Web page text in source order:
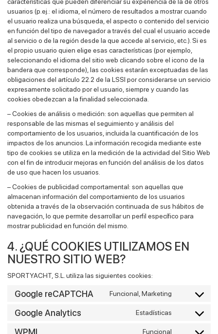
usuarios (p.ej.: el idioma, el número de resultados a mostrar cuando
el usuario realiza una búsqueda, el aspecto o contenido del servicio
en función del tipo de navegador a través del cual el usuario accede
al servicio o de la región desde la que accede al servicio, etc.). Si es
el propio usuario quien elige esas características (por ejemplo,
seleccionando el idioma del sitio web clicando sobre el icono de la
bandera que corresponde), las cookies estarán exceptuadas de las
obligaciones del artículo 22.2 de la LSSI por considerarse un servicio
expresamente solicitado por el usuario, siempre y cuando las
cookies obedezcan a la finalidad seleccionada.
– Cookies de análisis o medición: son aquellas que permiten al
responsable de las mismas el seguimiento y análisis del
comportamiento de los usuarios, incluida la cuantificación de los
impactos de los anuncios. La información recogida mediante este
tipo de cookies se utiliza en la medición de la actividad del Sitio Web
con el fin de introducir mejoras en función del análisis de los datos
de uso que hacen los usuarios.
– Cookies de publicidad comportamental: son aquellas que
almacenan información del comportamiento de los usuarios
obtenida a través de la observación continuada de sus hábitos de
navegación, lo que permite desarrollar un perfil específico para
mostrar publicidad en función del mismo.
4. ¿QUÉ COOKIES UTILIZAMOS EN
NUESTRO SITIO WEB?
SPORTYACHT, S.L. utiliza las siguientes cookies:
Google reCAPTCHA Funcional, Marketing
Consent
service
Google Analytics Estadísticas
Consent
WPML Funcional